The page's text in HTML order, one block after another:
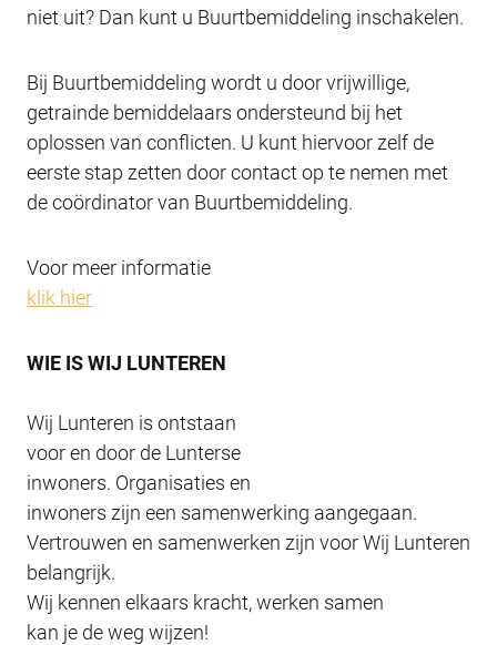
niet uit? Dan kunt u Buurtbemiddeling inschakelen.
Bij Buurtbemiddeling wordt u door vrijwillige,
getrainde bemiddelaars ondersteund bij het
oplossen van conflicten. U kunt hiervoor zelf de
eerste stap zetten door contact op te nemen met
de coördinator van Buurtbemiddeling.
Voor meer informatie
klik hier
WIE IS WIJ LUNTEREN
Wij Lunteren is ontstaan
voor en door de Lunterse
inwoners. Organisaties en
inwoners zijn een samenwerking aangegaan.
Vertrouwen en samenwerken zijn voor Wij Lunteren
belangrijk.
Wij kennen elkaars kracht, werken samen
kan je de weg wijzen!